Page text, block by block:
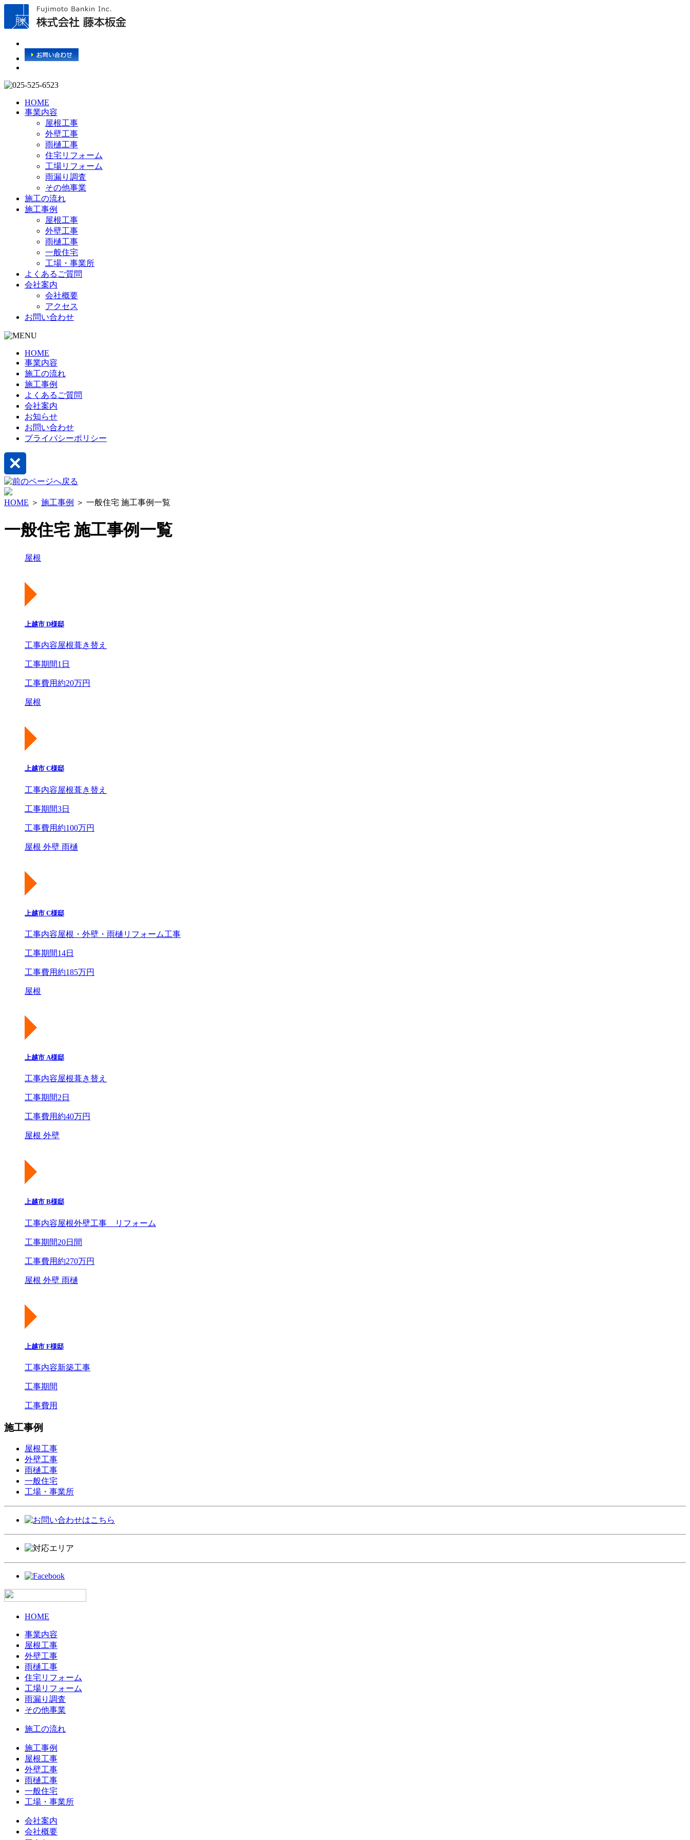
HOME
事業内容
屋根工事
外壁工事
雨樋工事
住宅リフォーム
工場リフォーム
雨漏り調査
その他事業
施工の流れ
施工事例
屋根工事
外壁工事
雨樋工事
一般住宅
工場・事業所
よくあるご質問
会社案内
会社概要
アクセス
お問い合わせ
HOME
事業内容
施工の流れ
施工事例
よくあるご質問
会社案内
お知らせ
お問い合わせ
プライバシーポリシー
HOME ＞ 施工事例 ＞ 一般住宅 施工事例一覧
一般住宅 施工事例一覧
屋根
上越市 D様邸
工事内容屋根葺き替え
工事期間1日
工事費用約20万円
屋根
上越市 C様邸
工事内容屋根葺き替え
工事期間3日
工事費用約100万円
屋根 外壁 雨樋
上越市 C様邸
工事内容屋根・外壁・雨樋リフォーム工事
工事期間14日
工事費用約185万円
屋根
上越市 A様邸
工事内容屋根葺き替え
工事期間2日
工事費用約40万円
屋根 外壁
上越市 B様邸
工事内容屋根外壁工事 リフォーム
工事期間20日間
工事費用約270万円
屋根 外壁 雨樋
上越市 F様邸
工事内容新築工事
工事期間
工事費用
施工事例
屋根工事
外壁工事
雨樋工事
一般住宅
工場・事業所
HOME
事業内容
屋根工事
外壁工事
雨樋工事
住宅リフォーム
工場リフォーム
雨漏り調査
その他事業
施工の流れ
施工事例
屋根工事
外壁工事
雨樋工事
一般住宅
工場・事業所
会社案内
会社概要